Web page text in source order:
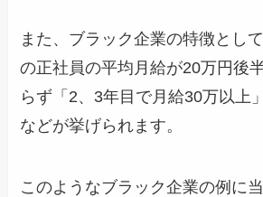
また、ブラック企業の特徴とし
の正社員の平均月給が20万円後
らず「2、3年目で月給30万以上
などが挙げられます。
このようなブラック企業の例に